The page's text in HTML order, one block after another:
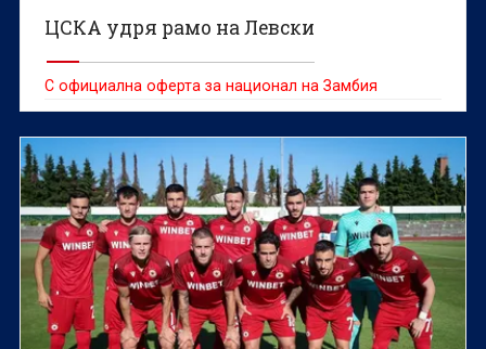
ЦСКА удря рамо на Левски
С официална оферта за национал на Замбия